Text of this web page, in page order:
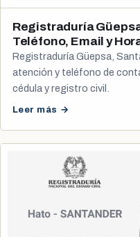
Registraduría
Teléfono, Email y
Registraduría Güepsa,
atención y teléfono de
cédula y registro civil.
Leer más →